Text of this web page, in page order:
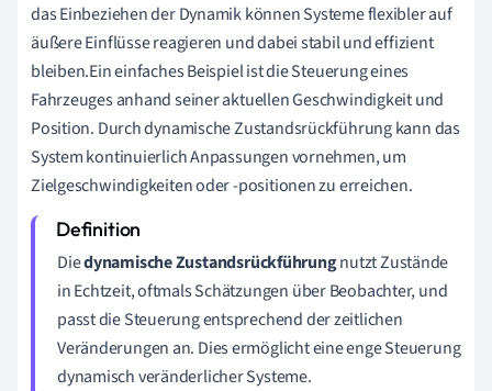
das Einbeziehen der Dynamik können Systeme flexibler auf
äußere Einflüsse reagieren und dabei stabil und effizient
bleiben.Ein einfaches Beispiel ist die Steuerung eines
Fahrzeuges anhand seiner aktuellen Geschwindigkeit und
Position. Durch dynamische Zustandsrückführung kann das
System kontinuierlich Anpassungen vornehmen, um
Zielgeschwindigkeiten oder -positionen zu erreichen.
Diedynamische Zustandsrückführungnutzt Zustände
in Echtzeit, oftmals Schätzungen über Beobachter, und
passt die Steuerung entsprechend der zeitlichen
Veränderungen an. Dies ermöglicht eine enge Steuerung
dynamisch veränderlicher Systeme.